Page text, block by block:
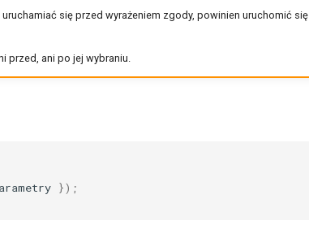
uruchamiać się przed wyrażeniem zgody, powinien uruchomić się
przed, ani po jej wybraniu.
});